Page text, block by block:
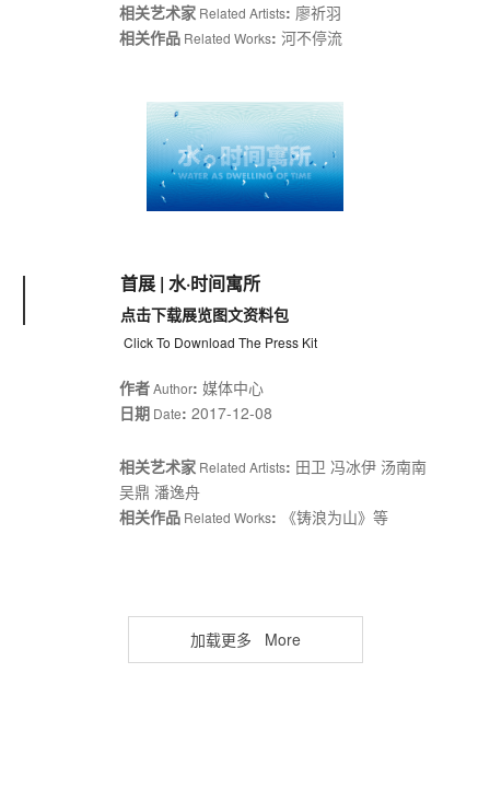
相关艺术家 Related Artists: 廖祈羽
相关作品 Related Works: 河不停流
首展 | 水·时间寓所
点击下载展览图文资料包
Click To Download The Press Kit
作者Author: 媒体中心
日期 Date: 2017-12-08
相关艺术家 Related Artists: 田卫 冯冰伊 汤南南
吴鼎 潘逸舟
相关作品 Related Works: 《铸浪为山》等
加载更多 More